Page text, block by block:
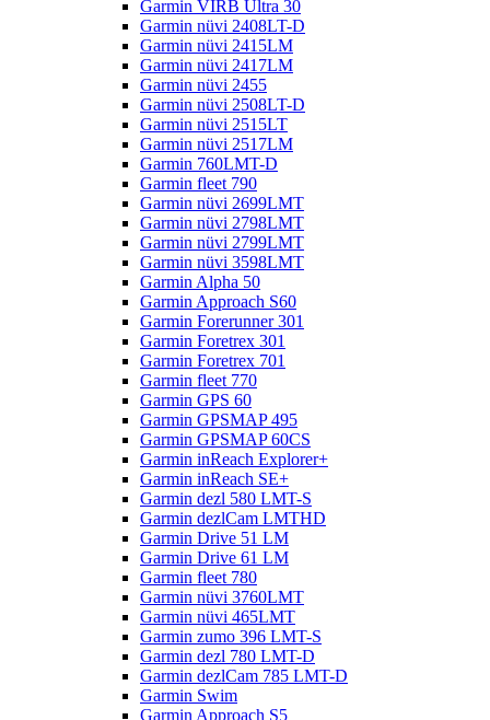
Garmin VIRB Ultra 30
Garmin nüvi 2408LT-D
Garmin nüvi 2415LM
Garmin nüvi 2417LM
Garmin nüvi 2455
Garmin nüvi 2508LT-D
Garmin nüvi 2515LT
Garmin nüvi 2517LM
Garmin 760LMT-D
Garmin fleet 790
Garmin nüvi 2699LMT
Garmin nüvi 2798LMT
Garmin nüvi 2799LMT
Garmin nüvi 3598LMT
Garmin Alpha 50
Garmin Approach S60
Garmin Forerunner 301
Garmin Foretrex 301
Garmin Foretrex 701
Garmin fleet 770
Garmin GPS 60
Garmin GPSMAP 495
Garmin GPSMAP 60CS
Garmin inReach Explorer+
Garmin inReach SE+
Garmin dezl 580 LMT-S
Garmin dezlCam LMTHD
Garmin Drive 51 LM
Garmin Drive 61 LM
Garmin fleet 780
Garmin nüvi 3760LMT
Garmin nüvi 465LMT
Garmin zumo 396 LMT-S
Garmin dezl 780 LMT-D
Garmin dezlCam 785 LMT-D
Garmin Swim
Garmin Approach S5